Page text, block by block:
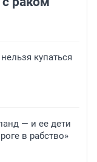
купаться
— и ее дети
в рабство»